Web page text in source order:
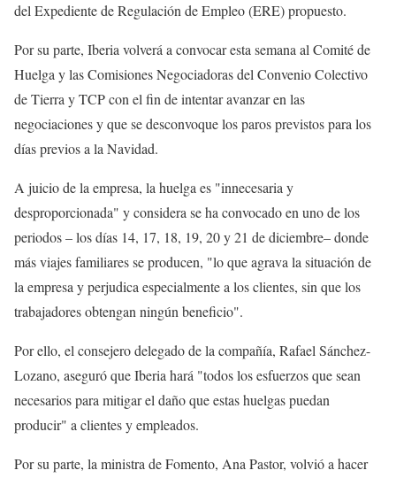
del Expediente de Regulación de Empleo (ERE) propuesto.
Por su parte, Iberia volverá a convocar esta semana al Comité de
Huelga y las Comisiones Negociadoras del Convenio Colectivo
de Tierra y TCP con el fin de intentar avanzar en las
negociaciones y que se desconvoque los paros previstos para los
días previos a la Navidad.
A juicio de la empresa, la huelga es "innecesaria y
desproporcionada" y considera se ha convocado en uno de los
periodos – los días 14, 17, 18, 19, 20 y 21 de diciembre– donde
más viajes familiares se producen, "lo que agrava la situación de
la empresa y perjudica especialmente a los clientes, sin que los
trabajadores obtengan ningún beneficio".
Por ello, el consejero delegado de la compañía, Rafael Sánchez-
Lozano, aseguró que Iberia hará "todos los esfuerzos que sean
necesarios para mitigar el daño que estas huelgas puedan
producir" a clientes y empleados.
Por su parte, la ministra de Fomento, Ana Pastor, volvió a hacer